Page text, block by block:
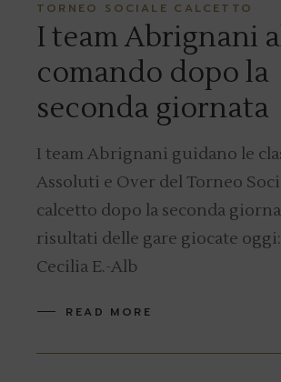
TORNEO SOCIALE CALCETTO
I team Abrignani
comando dopo la
seconda giornata
I team Abrignani guidano le
Assoluti e Over del Torneo
calcetto dopo la seconda
risultati delle gare giocate
Cecilia E.-Alb
READ MORE